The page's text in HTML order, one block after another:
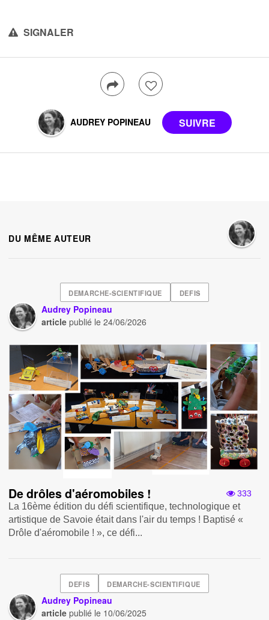
SIGNALER
AUDREY POPINEAU
DU MÊME AUTEUR
DEMARCHE-SCIENTIFIQUE DEFIS
Audrey Popineau
article publié le24/06/2026
333
De drôles d'aéromobiles !
La 16ème édition du défi scientifique, technologique et
artistique de Savoie était dans l'air du temps ! Baptisé «
Drôle d'aéromobile ! » , ce défi...
DEFIS DEMARCHE-SCIENTIFIQUE
Audrey Popineau
article publié le 10/06/2025